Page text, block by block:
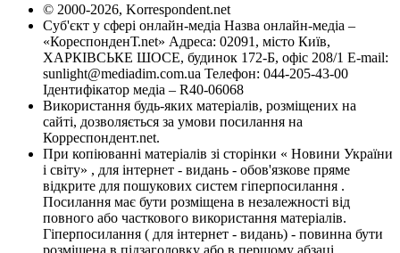
© 2000-2026, Korrespondent.net
Суб'єкт у сфері онлайн-медіа Назва онлайн-медіа –
«КореспонденТ.net» Адреса: 02091, місто Київ,
ХАРКІВСЬКЕ ШОСЕ, будинок 172-Б, офіс 208/1 E-mail:
sunlight@mediadim.com.ua Телефон: 044-205-43-00
Ідентифікатор медіа – R40-06068
Використання будь-яких матеріалів, розміщених на
сайті, дозволяється за умови посилання на
Корреспондент.net.
При копіюванні матеріалів зі сторінки « Новини України
і світу» , для інтернет - видань - обов'язкове пряме
відкрите для пошукових систем гіперпосилання .
Посилання має бути розміщена в незалежності від
повного або часткового використання матеріалів.
Гіперпосилання ( для інтернет - видань) - повинна бути
розміщена в підзаголовку або в першому абзаці